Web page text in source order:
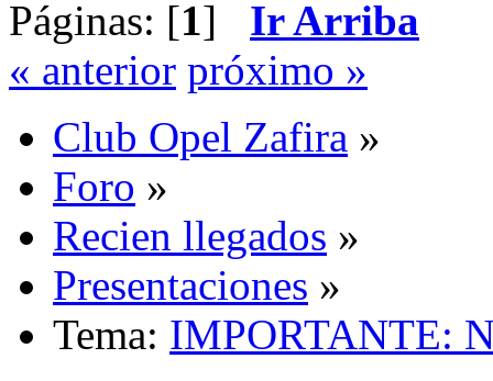
Páginas: [1] Ir Arriba
« anterior próximo »
Club Opel Zafira »
Foro »
Recien llegados »
Presentaciones »
Tema: IMPORTANTE: